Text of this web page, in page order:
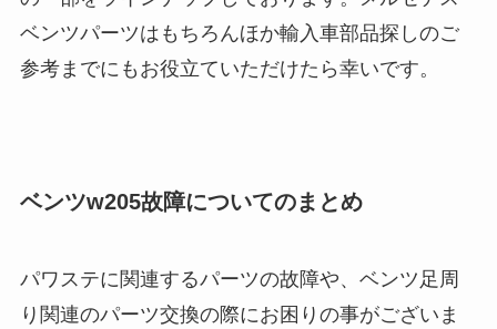
ベンツパーツはもちろんほか輸入車部品探しのご
参考までにもお役立ていただけたら幸いです。
ベンツw205故障についてのまとめ
パワステに関連するパーツの故障や、ベンツ足周
り関連のパーツ交換の際にお困りの事がございま